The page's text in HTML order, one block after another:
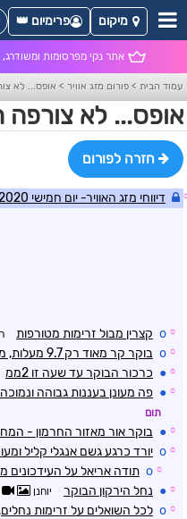
אתר נקי מפרסומות ומשודרג,
מיקום פרימיום 👑
עמוד הבית > פורום מזג אוויר > אופס... לא
אופס... לא צורפה
חזרה לפורום
דיווחי מזג האוויר- יום חמישי 09/01/2020 2#
☼
o קצרין מבול זרימות מטורפות
☼
o בוקר קר מאוד רק 9.7 מעלות, מטפטף בחוץ
☼
● כרכור הבוקר עד שעה זו 2ממ
☼
● פה מעונן בעננות גבוהה
תום
☼
● בוקר אור מאזור החרמון -
☼
o יורד כרגע גשם אנגלי קליל ומעונן , קר
☼
o תודה אריאל על העידכונים
☼
● נחל הירקון הבוקר יוחנן
☼
o לכל השואלים על זרימות